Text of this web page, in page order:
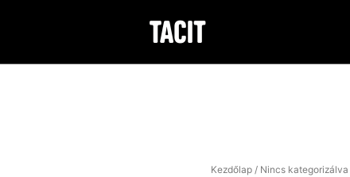
Kezdőlap / Nincs kategorizálva
TACIT